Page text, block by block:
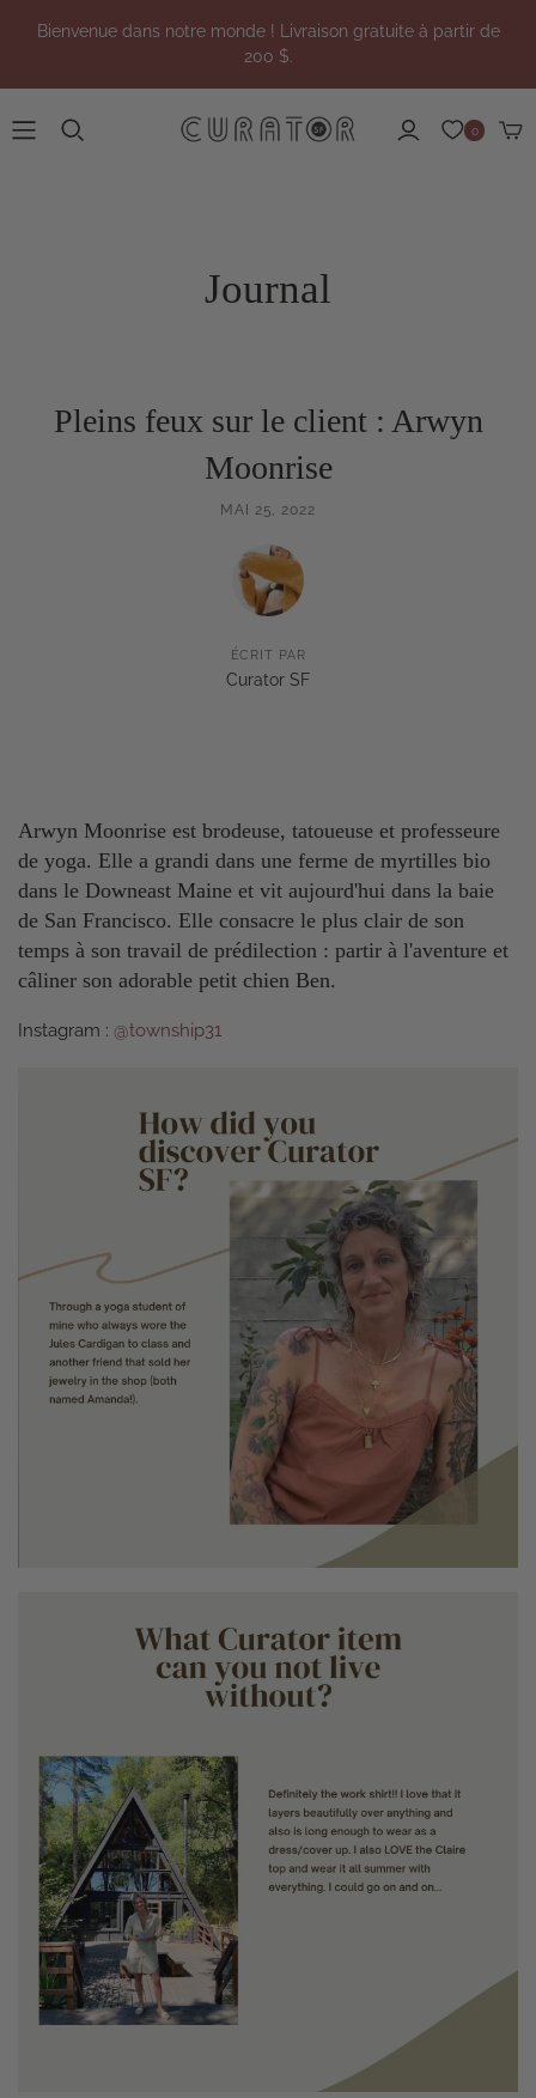
Bienvenue dans notre monde ! Livraison gratuite à partir de
200 $.
0
Journal
Pleins feux sur le client : Arwyn
Moonrise
MAI 25, 2022
ÉCRIT PAR
Curator SF
Arwyn Moonrise est brodeuse, tatoueuse et professeure
de yoga. Elle a grandi dans une ferme de myrtilles bio
dans le Downeast Maine et vit aujourd'hui dans la baie
de San Francisco. Elle consacre le plus clair de son
temps à son travail de prédilection : partir à l'aventure et
câliner son adorable petit chien Ben.
Instagram : @township31